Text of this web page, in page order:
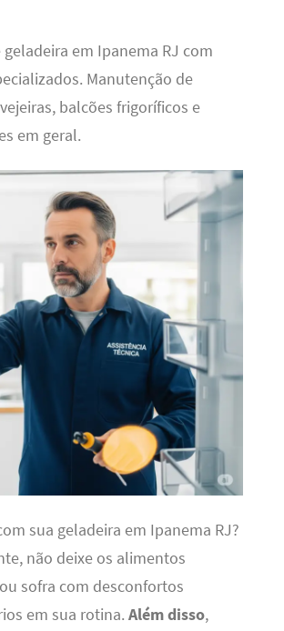
em Ipanema RJ com
Manutenção de
balcões frigoríficos e
em geral.
sua geladeira em Ipanema RJ?
não deixe os alimentos
sofra com desconfortos
em sua rotina. Além disso,